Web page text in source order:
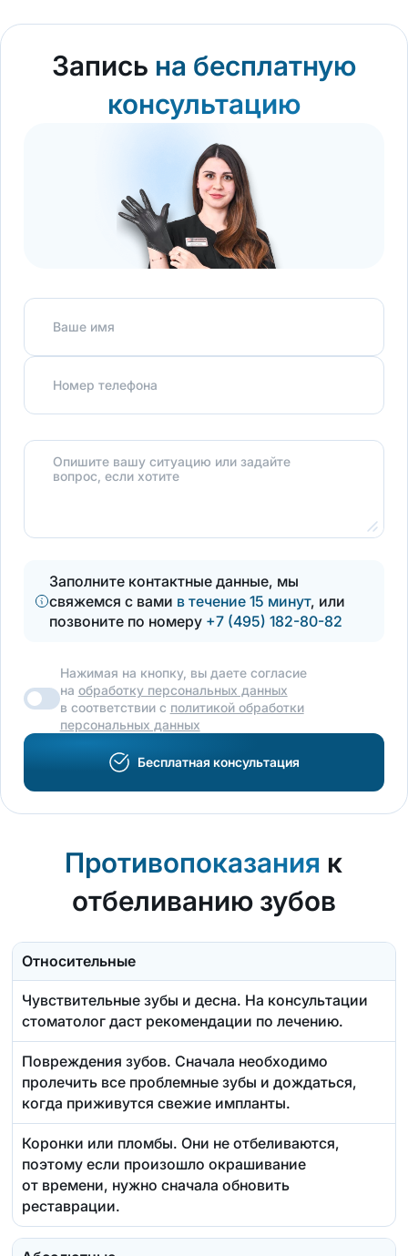
Запись на бесплатную
консультацию
Ваше имя
Номер телефона
Опишите вашу ситуацию или задайте
вопрос, если хотите
Заполните контактные данные, мы
свяжемся с вами в течение 15 минут, или
позвоните по номеру +7 (495) 182-80-82
Нажимая на кнопку, вы даете согласие
на обработку персональных данных
в соответствии с политикой обработки
персональных данных
Бесплатная консультация
Противопоказания к
отбеливанию зубов
Относительные
Чувствительные зубы и десна. На консультации
стоматолог даст рекомендации по лечению.
Повреждения зубов. Сначала необходимо
пролечить все проблемные зубы и дождаться,
когда приживутся свежие импланты.
Коронки или пломбы. Они не отбеливаются,
поэтому если произошло окрашивание
от времени, нужно сначала обновить
реставрации.